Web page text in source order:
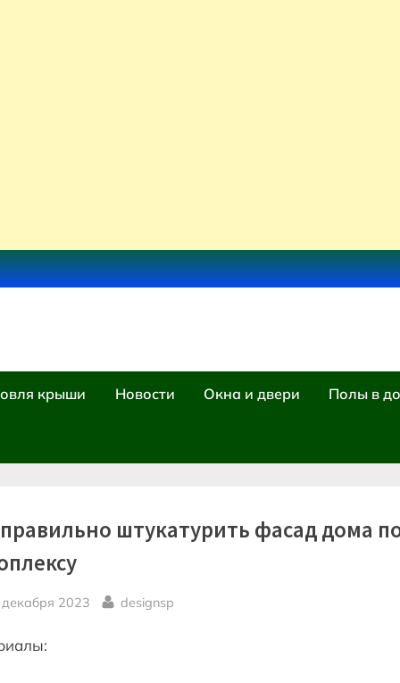
крыши Новости Окна и двери Полы в
штукатурить фасад дома
2023 By
designsp